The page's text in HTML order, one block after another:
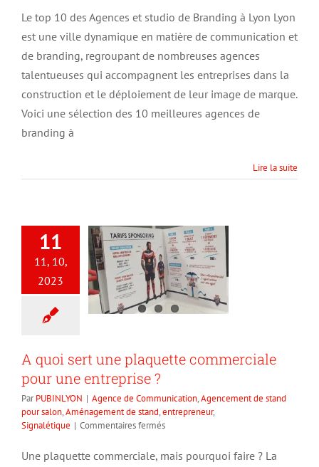
top
des
Agences
studio
de
Branding
à
Lyon
Le top 10 des Agences et studio de Branding à Lyon Lyon
est une ville dynamique en matière de communication et
de branding, regroupant de nombreuses agences
talentueuses qui accompagnent les entreprises dans la
construction et le déploiement de leur image de marque.
Voici une sélection des 10 meilleures agences de
branding à
Lire la suite
11
11, 10,
2023
A quoi sert une plaquette commerciale
pour une entreprise ?
ParPUBINLYON | Agence de Communication,Agencement de stand
pour salon,Aménagement de stand,entrepreneur,
Signalétique | Commentaires ferméssur
quoi
Une plaquette commerciale, mais pourquoi faire ? La